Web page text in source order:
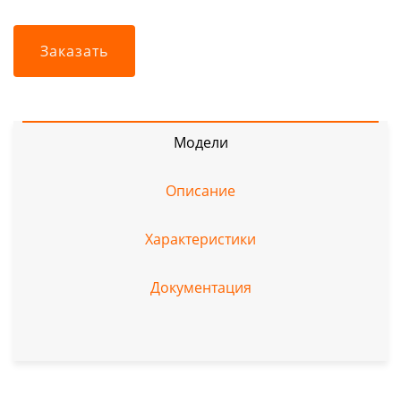
Заказать
Модели
Описание
Характеристики
Документация